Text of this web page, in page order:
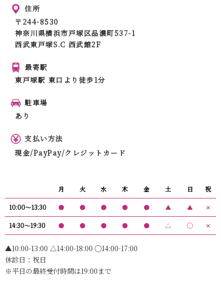
住所
〒244-8530
神奈川県横浜市戸塚区品濃町537-1
西武東戸塚S.C 西武館2F
最寄駅
東戸塚駅 東口より徒歩1分
駐車場
あり
支払い方法
現金/PayPay/クレジットカード
月 火 水 木 金 土 日 祝
10:00〜13:30 ● ● ● ● ● ▲ ▲ ✕
14:30〜19:30 ● ● ● ● ● △ ◯ ✕
▲10:00-13:00 △14:00-18:00 ◯14:00-17:00
休診日：祝日
※平日の最終受付時間は19:00まで